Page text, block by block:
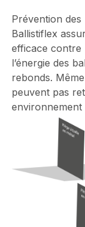
Prévention des
Ballistiflex
efficace contre
l’énergie des
rebonds.
peuvent pas
environnement